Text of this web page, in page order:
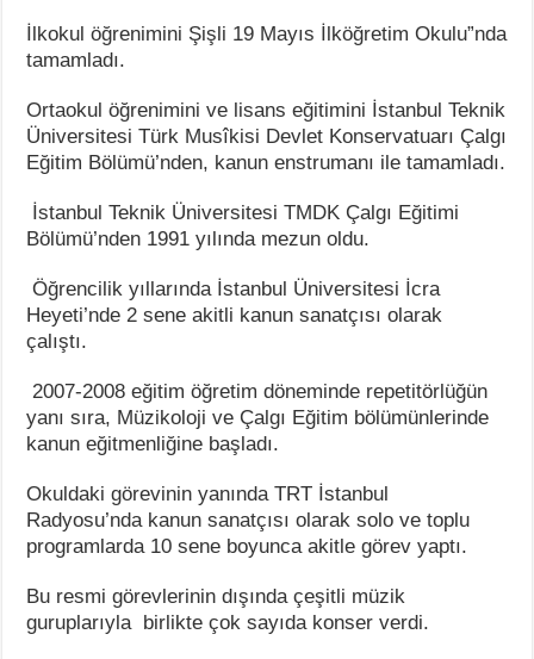
İlkokul öğrenimini Şişli 19 Mayıs İlköğretim Okulu”nda
tamamladı.
Ortaokul öğrenimini ve lisans eğitimini İstanbul Teknik
Üniversitesi Türk Musîkisi Devlet Konservatuarı Çalgı
Eğitim Bölümü’nden, kanun enstrumanı ile tamamladı.
İstanbul Teknik Üniversitesi TMDK Çalgı Eğitimi
Bölümü’nden 1991 yılında mezun oldu.
Öğrencilik yıllarında İstanbul Üniversitesi İcra
Heyeti’nde 2 sene akitli kanun sanatçısı olarak
çalıştı.
2007-2008 eğitim öğretim döneminde repetitörlüğün
yanı sıra, Müzikoloji ve Çalgı Eğitim bölümünlerinde
kanun eğitmenliğine başladı.
Okuldaki görevinin yanında TRT İstanbul
Radyosu’nda kanun sanatçısı olarak solo ve toplu
programlarda 10 sene boyunca akitle görev yaptı.
Bu resmi görevlerinin dışında çeşitli müzik
guruplarıyla birlikte çok sayıda konser verdi.